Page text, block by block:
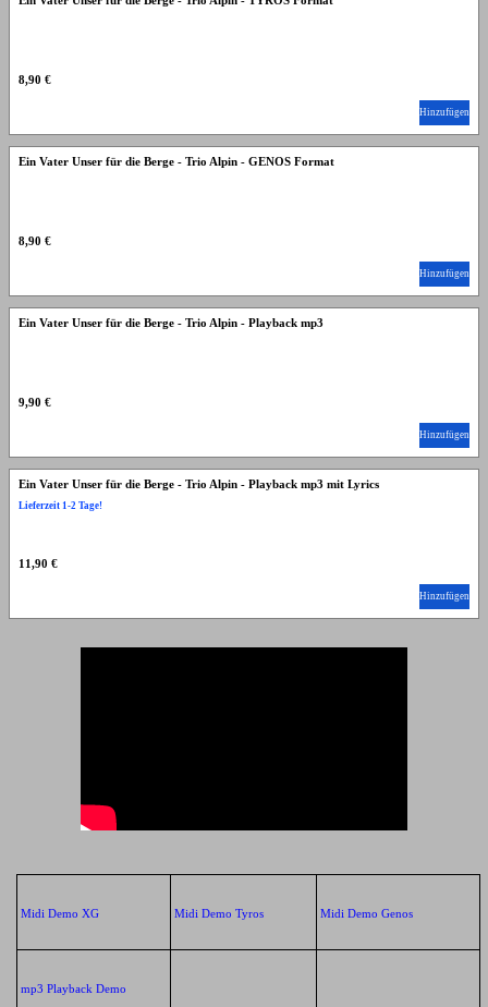
8,90 €
Hinzufügen
Ein Vater Unser für die Berge - Trio Alpin - GENOS Format
8,90 €
Hinzufügen
Ein Vater Unser für die Berge - Trio Alpin - Playback mp3
9,90 €
Hinzufügen
Ein Vater Unser für die Berge - Trio Alpin - Playback mp3 mit Lyrics
Lieferzeit 1-2 Tage!
11,90 €
Hinzufügen
Midi Demo XG Midi Demo Tyros Midi Demo Genos
mp3 Playback Demo